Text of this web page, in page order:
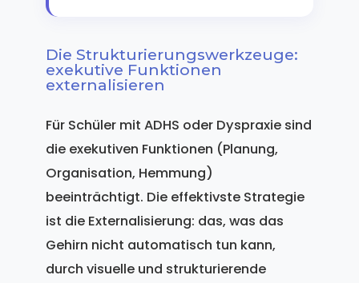
Die Strukturierungswerkzeuge:
exekutive Funktionen
externalisieren
Für Schüler mit ADHS oder Dyspraxie sind
die exekutiven Funktionen (Planung,
Organisation, Hemmung)
beeinträchtigt. Die effektivste Strategie
ist die Externalisierung: das, was das
Gehirn nicht automatisch tun kann,
durch visuelle und strukturierende